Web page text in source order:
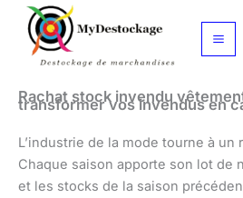
Aller
contenu
Rachat stock invendu
transformer vos invendus en
L’industrie de la mode tourne à un
Chaque saison apporte son lot de
et les stocks de la saison